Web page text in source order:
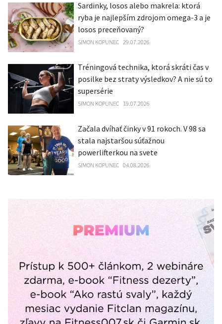
Sardinky, losos alebo makrela: ktorá
ryba je najlepším zdrojom omega-3 a je
losos preceňovaný?
SIMON KOPUNEC 29.07.2026
Tréningová technika, ktorá skráti čas v
posilke bez straty výsledkov? A nie sú to
supersérie
SIMON KOPUNEC 19.07.2026
Začala dvíhať činky v 91 rokoch. V 98 sa
stala najstaršou súťažnou
powerlifterkou na svete
SIMON KOPUNEC 04.08.2026